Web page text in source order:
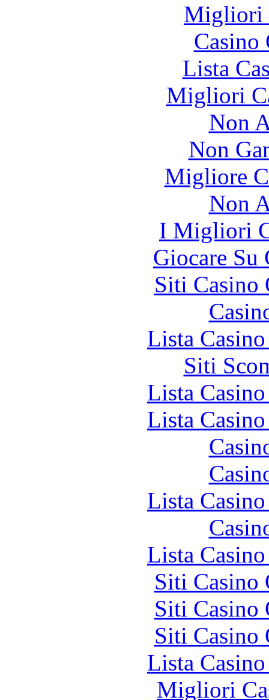
Migliori
Lista
Migliori
Non
Non
Migliore
Non
I Migliori
Giocare Su
Siti Casino
Lista
Siti
Lista
Lista
Lista
Lista
Siti Casino
Siti Casino
Siti Casino
Lista
Migliori